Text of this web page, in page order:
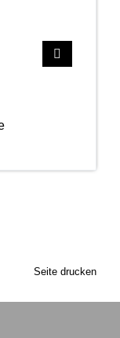
Seite drucken